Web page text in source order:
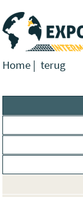
Home |terug